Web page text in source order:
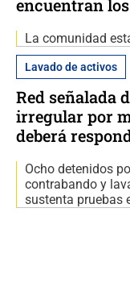
encuentran
La comunidad
Lavado de activos
Red señalada
irregular por
deberá
Ocho detenidos
contrabando y
sustenta pruebas